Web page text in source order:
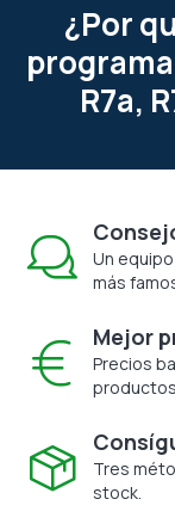
¿Por
R7a,
Un
más
Mejor
Precios
productos.
Tres
stock.